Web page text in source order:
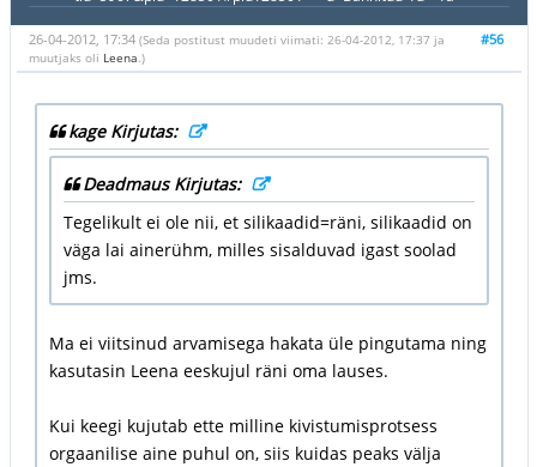
#56
26-04-2012, 17:34 (Seda postitust muudeti viimati: 26-04-2012, 17:37 ja
muutjaks oli Leena .)
kage Kirjutas:
Deadmaus Kirjutas:
Tegelikult ei ole nii, et silikaadid=räni, silikaadid on
väga lai ainerühm, milles sisalduvad igast soolad
jms.
Ma ei viitsinud arvamisega hakata üle pingutama ning
kasutasin Leena eeskujul räni oma lauses.
Kui keegi kujutab ette milline kivistumisprotsess
orgaanilise aine puhul on, siis kuidas peaks välja